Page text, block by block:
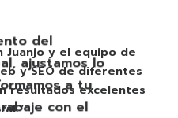
del
ajustamos lo
a tu
con el
Juanjo y el equipo de
y SEO de diferentes
resultados excelentes